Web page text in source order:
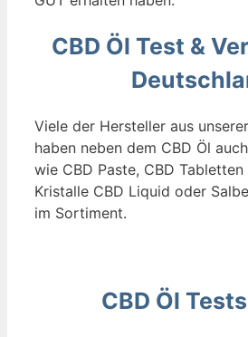
CBD Öl Test &
Viele der Hersteller aus
haben neben dem CBD Öl
wie CBD Paste, CBD Tabletten
Kristalle CBD Liquid oder
im Sortiment.
CBD Öl